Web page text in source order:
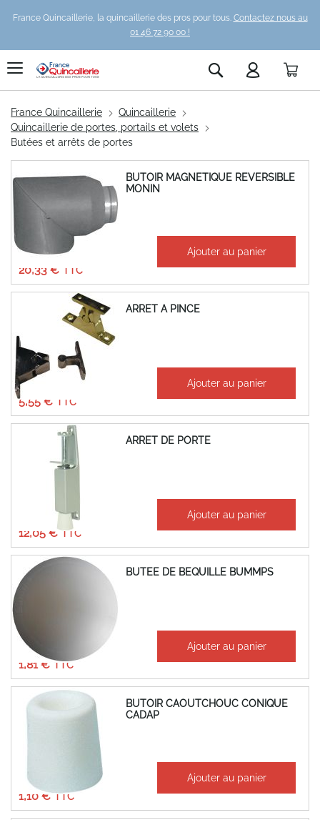
France Quincaillerie, la quincaillerie des pros pour tous. Contactez nous au
01 46 72 90 00 !
Rechercher
France Quincaillerie
Quincaillerie
Quincaillerie de portes, portails et volets
Butées et arrêts de portes
BUTOIR MAGNETIQUE REVERSIBLE
MONIN
20,33 €
16,94 € Ajouter au panier
ARRET A PINCE
À partir de
5,55 €
4,62 € Ajouter au panier
ARRET DE PORTE
12,05 €
Ajouter au panier
BUTEE DE BEQUILLE BUMMPS
À partir de
1,81 €
1,51 € Ajouter au panier
BUTOIR CAOUTCHOUC CONIQUE
CADAP
1,10 €
0,92 € Ajouter au panier